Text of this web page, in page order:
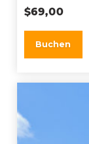
$69,00
Buchen